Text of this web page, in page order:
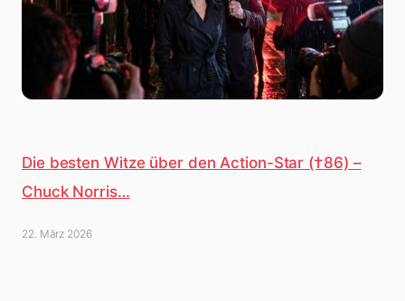
Die besten Witze über den Action-Star (†86) –
Chuck Norris…
22. März 2026